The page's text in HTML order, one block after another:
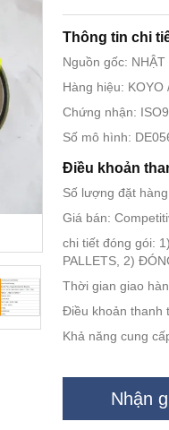
Thông tin chi
Nguồn gốc: NHẬT
Hàng hiệu: KOYO
Chứng nhận:
Số mô hình:
Điều khoản
Số lượng đặt
Giá bán:
chi tiết đóng gói:
PALLETS, 2)
Thời gian giao
Điều khoản thanh
Khả năng cung
Nhận